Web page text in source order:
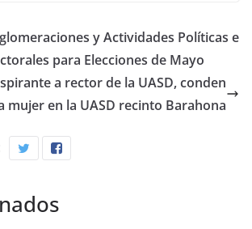
y Actividades Políticas e
para Elecciones de Mayo
a rector de la UASD, conden
mujer en la UASD recinto Barahona